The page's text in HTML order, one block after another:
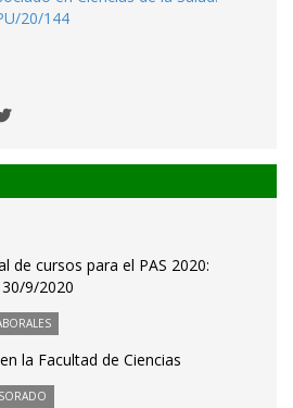
20/144
de cursos para el PAS 2020:
9/2020
la Facultad de Ciencias